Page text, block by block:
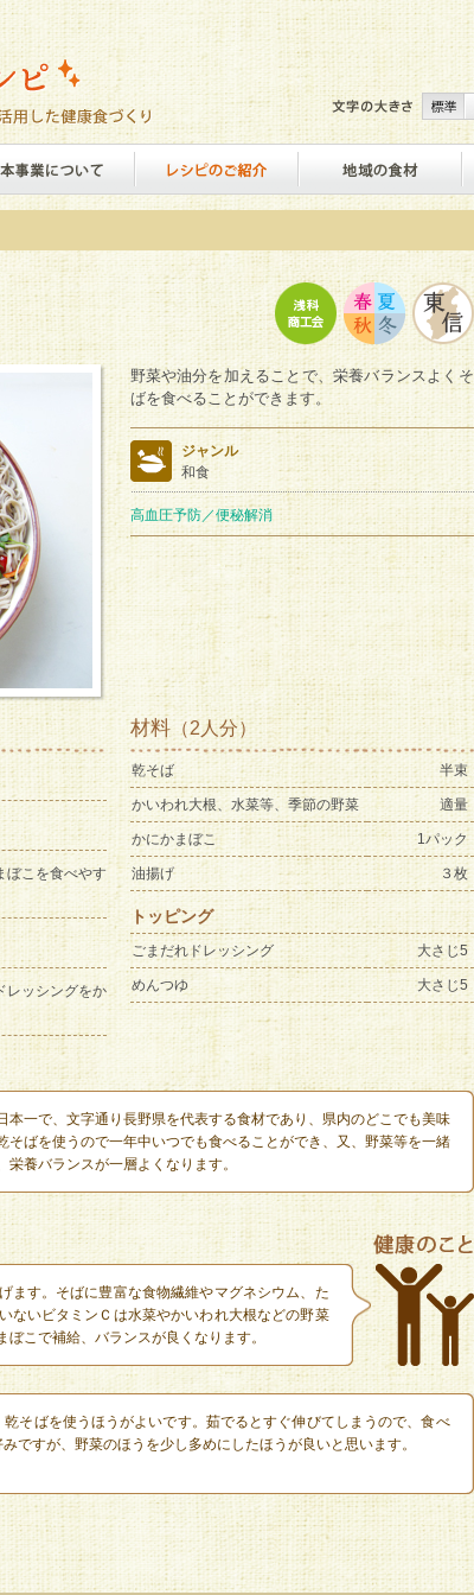
野菜や油分を加えることで、栄養バランスよくそ
ばを食べることができます。
ジャンル
和食
高血圧予防／便秘解消
ぼこを食べやす
レッシングをか
材料（2人分）
乾そば 半束
かいわれ大根、水菜等、季節の野菜 適量
かにかまぼこ 1パック
油揚げ ３枚
トッピング
ごまだれドレッシング 大さじ5
めんつゆ 大さじ5
本一で、文字通り長野県を代表する食材であり、県内のどこでも美味
そばを使うので一年中いつでも食べることができ、又、野菜等を一緒
養バランスが一層よくなります。
ます。そばに豊富な食物繊維やマグネシウム、た
ないビタミンＣは水菜やかいわれ大根などの野菜
こで補給、バランスが良くなります。
そばを使うほうがよいです。茹でるとすぐ伸びてしまうので、食べ
ですが、野菜のほうを少し多めにしたほうが良いと思います。